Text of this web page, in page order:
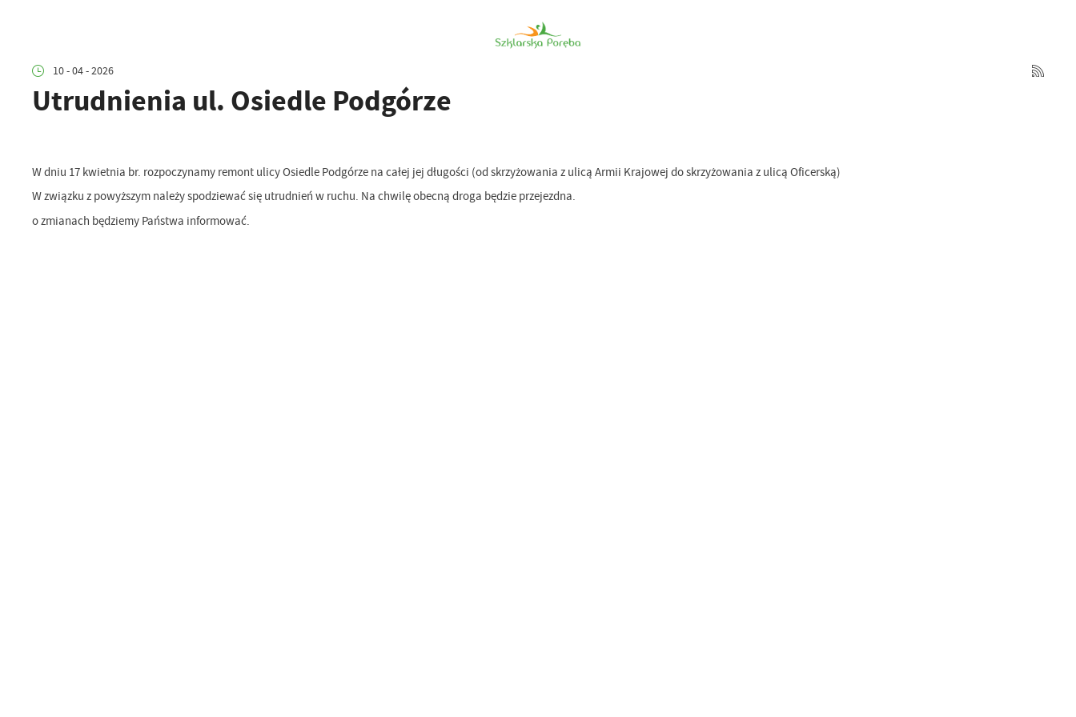
10 - 04 - 2026
Utrudnienia ul. Osiedle Podgórze
W dniu 17 kwietnia br. rozpoczynamy remont ulicy Osiedle Podgórze na całej jej długości (od skrzyżowania z ulicą Armii Krajowej do skrzyżowania z ulicą Oficerską)
W związku z powyższym należy spodziewać się utrudnień w ruchu. Na chwilę obecną droga będzie przejezdna.
o zmianach będziemy Państwa informować.